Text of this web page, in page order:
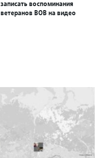
записать воспоминания
ветеранов ВОВ на видео